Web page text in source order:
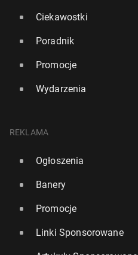
Ciekawostki
Poradnik
Promocje
Wydarzenia
REKLAMA
Ogłoszenia
Banery
Promocje
Linki Sponsorowane